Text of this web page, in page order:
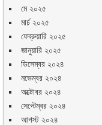
মে ২০২৫
মার্চ ২০২৫
ফেব্রুয়ারি ২০২৫
জানুয়ারি ২০২৫
ডিসেম্বর ২০২৪
নভেম্বর ২০২৪
অক্টোবর ২০২৪
সেপ্টেম্বর ২০২৪
আগস্ট ২০২৪